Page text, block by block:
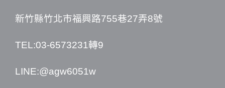
新竹縣竹北市福興路755巷27弄8號
TEL:03-6573231轉9
LINE:@agw6051w